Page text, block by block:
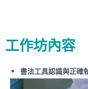
工作坊內容
書法工具認識與正確